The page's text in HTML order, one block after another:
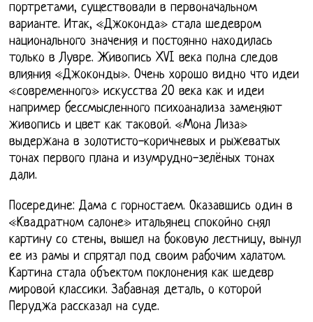
портретами, существовали в первоначальном
варианте. Итак, «Джоконда» стала шедевром
национального значения и постоянно находилась
только в Лувре. Живопись XVI века полна следов
влияния «Джоконды». Очень хорошо видно что идеи
«современного» искусства 20 века как и идеи
например бессмысленного психоанализа заменяют
живопись и цвет как таковой. «Мона Лиза»
выдержана в золотисто-коричневых и рыжеватых
тонах первого плана и изумрудно-зелёных тонах
дали.
Посередине: Дама с горностаем. Оказавшись один в
«Квадратном салоне» итальянец спокойно снял
картину со стены, вышел на боковую лестницу, вынул
ее из рамы и спрятал под своим рабочим халатом.
Картина стала объектом поклонения как шедевр
мировой классики. Забавная деталь, о которой
Перуджа рассказал на суде.